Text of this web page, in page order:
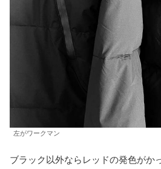
左がワークマン
ブラック以外ならレッドの発色がか